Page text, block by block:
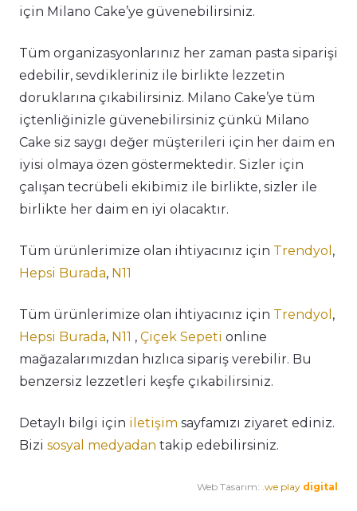
için Milano Cake’ye güvenebilirsiniz.
Tüm organizasyonlarınız her zaman pasta siparişi
edebilir, sevdikleriniz ile birlikte lezzetin
doruklarına çıkabilirsiniz. Milano Cake’ye tüm
içtenliğinizle güvenebilirsiniz çünkü Milano
Cake siz saygı değer müşterileri için her daim en
iyisi olmaya özen göstermektedir. Sizler için
çalışan tecrübeli ekibimiz ile birlikte, sizler ile
birlikte her daim en iyi olacaktır.
Tüm ürünlerimize olan ihtiyacınız için Trendyol ,
Hepsi Burada, N11
Tüm ürünlerimize olan ihtiyacınız için Trendyol ,
Hepsi Burada, N11 , Çiçek Sepeti online
mağazalarımızdan hızlıca sipariş verebilir. Bu
benzersiz lezzetleri keşfe çıkabilirsiniz.
Detaylı bilgi için iletişim sayfamızı ziyaret ediniz.
Bizi sosyal medyadan takip edebilirsiniz.
Web Tasarım: .we play digital